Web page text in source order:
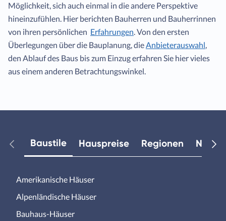
Möglichkeit, sich auch einmal in die andere Perspektive
hineinzufühlen. Hier berichten Bauherren und Bauherrinnen
von ihren persönlichen Erfahrungen. Von den ersten
Überlegungen über die Bauplanung, dieAnbieterauswahl,
den Ablauf des Baus bis zum Einzug erfahren Sie hier vieles
aus einem anderen Betrachtungswinkel.
Baustile Hauspreise Regionen
Amerikanische Häuser
Alpenländische Häuser
Bauhaus-Häuser